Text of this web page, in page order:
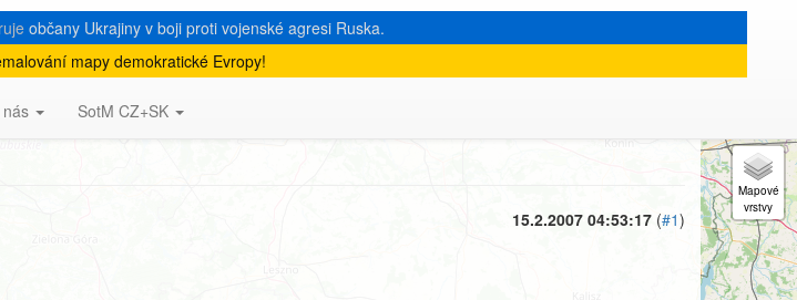
občany Ukrajiny v boji proti vojenské agresi Ruska.
mapy demokratické Evropy!
SotM CZ+SK
15.2.2007 04:53:17 (#1)